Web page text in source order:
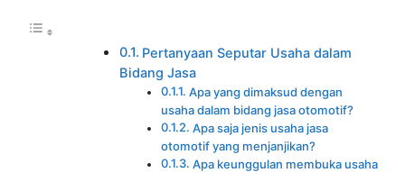
Pertanyaan Seputar Usaha dalam
Bidang Jasa
Apa yang dimaksud dengan
usaha dalam bidang jasa otomotif?
Apa saja jenis usaha jasa
otomotif yang menjanjikan?
Apa keunggulan membuka usaha